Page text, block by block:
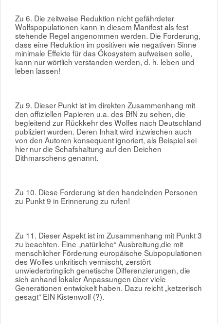
Zu 6. Die zeitweise Reduktion nicht gefährdeter
Wolfspopulationen kann in diesem Manifest als fest
stehende Regel angenommen werden. Die Forderung,
dass eine Reduktion im positiven wie negativen Sinne
minimale Effekte für das Ökosystem aufweisen solle,
kann nur wörtlich verstanden werden, d. h. leben und
leben lassen!
Zu 9. Dieser Punkt ist im direkten Zusammenhang mit
den offiziellen Papieren u.a. des BfN zu sehen, die
begleitend zur Rückkehr des Wolfes nach Deutschland
publiziert wurden. Deren Inhalt wird inzwischen auch
von den Autoren konsequent ignoriert, als Beispiel sei
hier nur die Schafshaltung auf den Deichen
Dithmarschens genannt.
Zu 10. Diese Forderung ist den handelnden Personen
zu Punkt 9 in Erinnerung zu rufen!
Zu 11. Dieser Aspekt ist im Zusammenhang mit Punkt 3
zu beachten. Eine „natürliche“ Ausbreitung,die mit
menschlicher Förderung europäische Subpopulationen
des Wolfes unkritisch vermischt, zerstört
unwiederbringlich genetische Differenzierungen, die
sich anhand lokaler Anpassungen über viele
Generationen entwickelt haben. Dazu reicht „ketzerisch
gesagt“ EIN Kistenwolf (?).